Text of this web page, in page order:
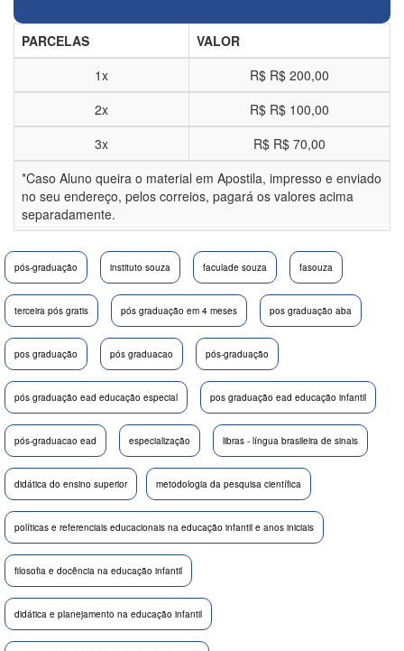
PARCELAS
VALOR
1x
R$ R$ 200,00
2x
R$ R$ 100,00
3x
R$ R$ 70,00
*Caso Aluno queira o material em Apostila, impresso e enviado
no seu endereço, pelos correios, pagará os valores acima
separadamente.
pós-graduação instituto souza faculade souza fasouza
terceira pós gratis pós graduação em 4 meses pos graduação aba
pos graduação pós graduacao pós-graduação
pós graduação ead educação especial pos graduação ead educação infantil
pós-graduacao ead especialização libras - língua brasileira de sinais
didática do ensino superior metodologia da pesquisa científica
políticas e referenciais educacionais na educação infantil e anos iniciais
filosofia e docência na educação infantil
didática e planejamento na educação infantil